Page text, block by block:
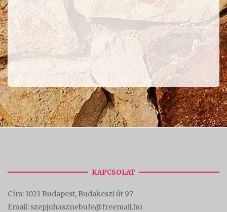
KAPCSOLAT
Cím: 1021 Budapest, Budakeszi út 97
Email: szepjuhasznebufe@freemail.hu